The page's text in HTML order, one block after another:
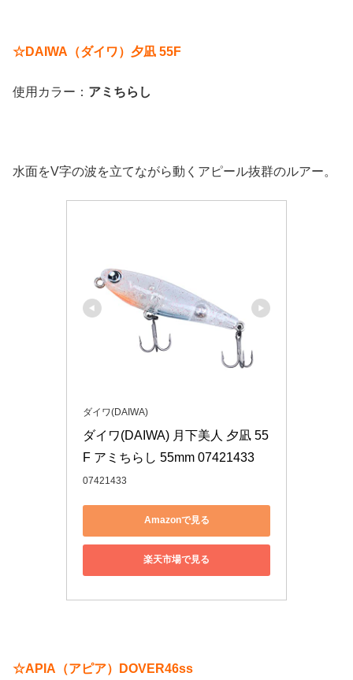
☆DAIWA（ダイワ）夕凪 55F
使用カラー： アミちらし
水面をV字の波を立てながら動くアピール抜群のルアー。
ダイワ(DAIWA)
ダイワ(DAIWA) 月下美人 夕凪 55
F アミちらし 55mm 07421433
07421433
Amazonで見る
楽天市場で見る
☆APIA（アピア）DOVER46ss